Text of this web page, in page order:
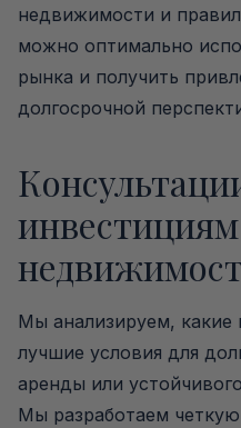
недвижимости и
можно оптимально
рынка и получить
долгосрочной
Мы анализируем, какие
лучшие условия для
аренды или
Мы разработаем